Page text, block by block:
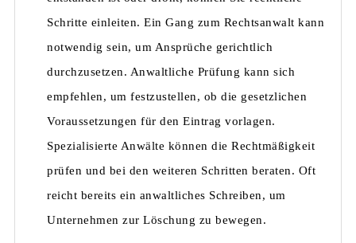
Schritte einleiten. Ein Gang zum Rechtsanwalt kann
notwendig sein, um Ansprüche gerichtlich
durchzusetzen. Anwaltliche Prüfung kann sich
empfehlen, um festzustellen, ob die gesetzlichen
Voraussetzungen für den Eintrag vorlagen.
Spezialisierte Anwälte können die Rechtmäßigkeit
prüfen und bei den weiteren Schritten beraten. Oft
reicht bereits ein anwaltliches Schreiben, um
Unternehmen zur Löschung zu bewegen.